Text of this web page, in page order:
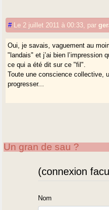
# Le 2 juillet 2011 à 00:33 par
Oui, je savais, vaguement au
"landais" et j’ai bien l’impression
ce qui a été dit sur ce "fil".
Toute une conscience collective,
progresser...
Un gran de sau ?
(connexion
Nom